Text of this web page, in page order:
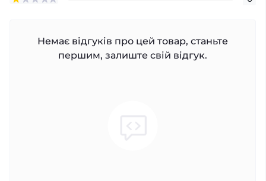
Немає відгуків про цей товар, станьте
першим, залиште свій відгук.